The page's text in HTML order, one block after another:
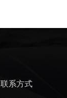
联系方式